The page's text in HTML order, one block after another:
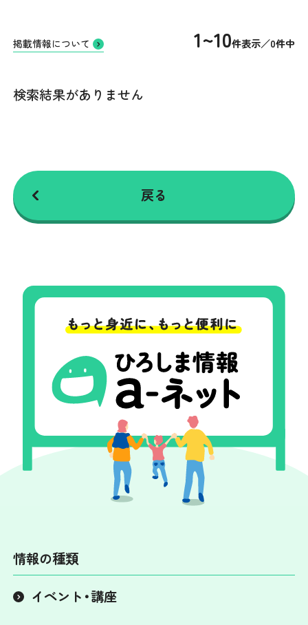
掲載情報について 1~10件表示／0件中
検索結果がありません
戻る
情報の種類
イベント・講座